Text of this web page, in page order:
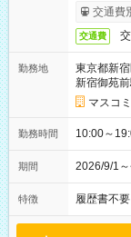
交通費
交通費
勤務地
東京都新
新宿御苑
マスコ
勤務時間 10:00～
期間 2026/9/1
特徴 履歴書不要